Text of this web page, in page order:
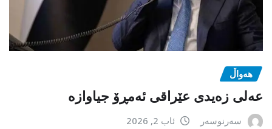
هەواڵ
عەلی زەیدی عێراقی ئەمڕۆ جیاوازە
سەرنوسەر ئاب 2, 2026